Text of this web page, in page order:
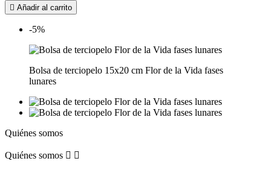
 Añadir al carrito
-5%
Bolsa de terciopelo 15x20 cm Flor de la Vida fases
lunares
Quiénes somos
Quiénes somos  